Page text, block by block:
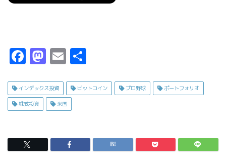
F
c
e
o
o
M
s
t
d
o
E
ai
l
インデックス投資 ビットコイン プロ野球 ポートフォリオ
株式投資 米国